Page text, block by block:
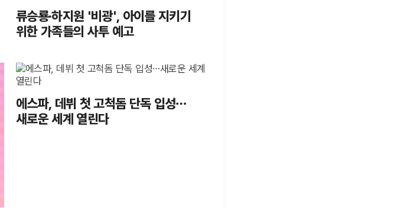
류승룡·하지원 '비광', 아이를 지키기
위한 가족들의 사투 예고
에스파, 데뷔 첫 고척돔 단독 입성…
새로운 세계 열린다